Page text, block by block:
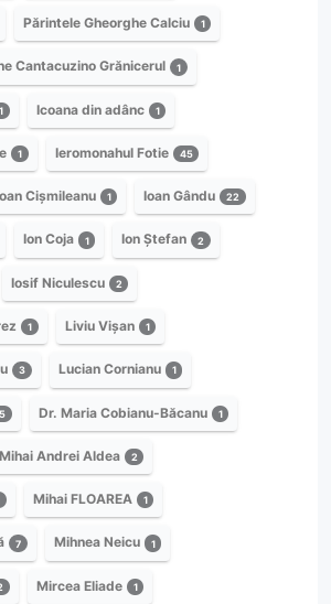
Părintele Gheorghe Calciu 1
Cantacuzino Grănicerul 1
1 Icoana din adânc 1
1 Ieromonahul Fotie 45
Cișmileanu 1 Ioan Gându 22
Ion Coja 1 Ion Ștefan 2
Iosif Niculescu 2
1 Liviu Vișan 1
3 Lucian Cornianu 1
5 Dr. Maria Cobianu-Băcanu 1
Mihai Andrei Aldea 2
Mihai FLOAREA 1
7 Mihnea Neicu 1
Mircea Eliade 1